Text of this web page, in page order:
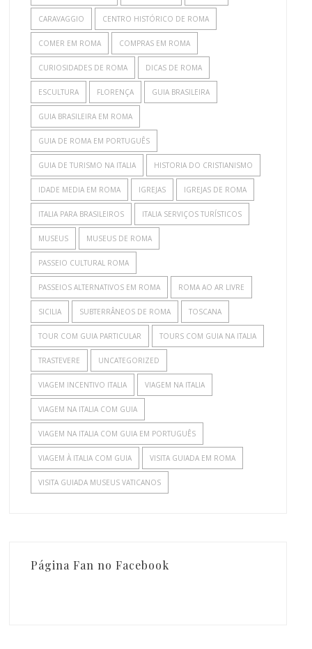
CARAVAGGIO CENTRO HISTÓRICO DE ROMA
COMER EM ROMA COMPRAS EM ROMA
CURIOSIDADES DE ROMA DICAS DE ROMA
ESCULTURA FLORENÇA GUIA BRASILEIRA
GUIA BRASILEIRA EM ROMA
GUIA DE ROMA EM PORTUGUÊS
GUIA DE TURISMO NA ITALIA HISTORIA DO CRISTIANISMO
IDADE MEDIA EM ROMA IGREJAS IGREJAS DE ROMA
ITALIA PARA BRASILEIROS ITALIA SERVIÇOS TURÍSTICOS
MUSEUS MUSEUS DE ROMA
PASSEIO CULTURAL ROMA
PASSEIOS ALTERNATIVOS EM ROMA ROMA AO AR LIVRE
SICILIA SUBTERRÂNEOS DE ROMA TOSCANA
TOUR COM GUIA PARTICULAR TOURS COM GUIA NA ITALIA
TRASTEVERE UNCATEGORIZED
VIAGEM INCENTIVO ITALIA VIAGEM NA ITALIA
VIAGEM NA ITALIA COM GUIA
VIAGEM NA ITALIA COM GUIA EM PORTUGUÊS
VIAGEM À ITALIA COM GUIA VISITA GUIADA EM ROMA
VISITA GUIADA MUSEUS VATICANOS
Página Fan no Facebook